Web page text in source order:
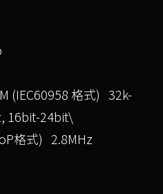
(IEC60958 格式) 32k-
16bit-24bit\
格式) 2.8MHz